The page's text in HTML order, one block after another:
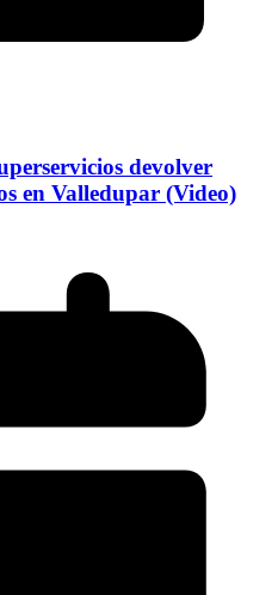
devolver
en Valledupar (Video)